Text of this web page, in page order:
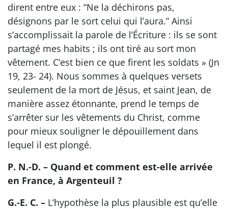
dirent entre eux : “Ne la déchirons pas,
désignons par le sort celui qui l’aura.” Ainsi
s’accomplissait la parole de l’Écriture : ils se sont
partagé mes habits ; ils ont tiré au sort mon
vêtement. C’est bien ce que firent les soldats » (Jn
19, 23- 24). Nous sommes à quelques versets
seulement de la mort de Jésus, et saint Jean, de
manière assez étonnante, prend le temps de
s’arrêter sur les vêtements du Christ, comme
pour mieux souligner le dépouillement dans
lequel il est plongé.
P. N.-D. – Quand et comment est-elle arrivée
en France, à Argenteuil ?
G.-E. C. – L’hypothèse la plus plausible est qu’elle